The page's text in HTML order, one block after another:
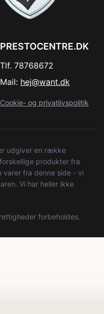
PRESTOCENTRE.DK
Tlf. 78768672
Mail: hej@want.dk
Cookie- og privatlivspolitik
udgiver en række
produkter fra
fra denne side - vi
Vi har heller ikke
forbeholdes.